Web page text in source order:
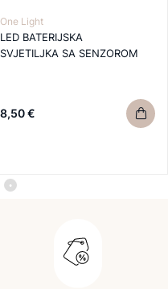
One Light
LED BATERIJSKA
SVJETILJKA SA SENZOROM
8,50 €